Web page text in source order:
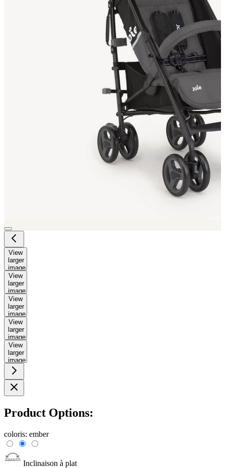
View
larger
image
View
larger
image
View
larger
image
View
larger
image
View
larger
image
Product Options:
coloris: ember
Inclinaison à plat